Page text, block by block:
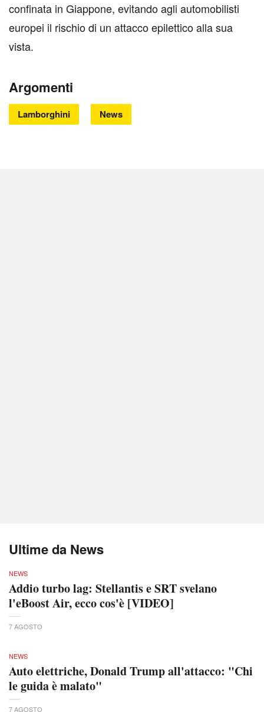
confinata in Giappone, evitando agli automobilisti
europei il rischio di un attacco epilettico alla sua
vista.
Argomenti
Lamborghini News
Ultime da News
NEWS
Addio turbo lag: Stellantis e SRT svelano
l'eBoost Air, ecco cos'è [VIDEO]
7 AGOSTO
NEWS
Auto elettriche, Donald Trump all'attacco: "Chi
le guida è malato"
7 AGOSTO